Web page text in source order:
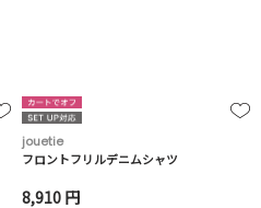
jouetie
フロントフリルデニムシャツ
8,910 円